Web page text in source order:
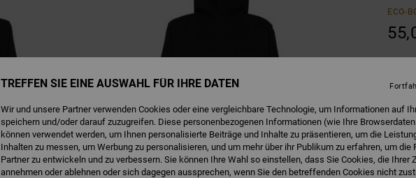
ECO-
TREFFEN SIE EINE AUSWAHL FÜR IHRE DATEN
Wir und unsere Partner verwenden Cookies oder eine vergleichbare Technologie, um Informationen auf
speichern und/oder darauf zuzugreifen. Diese personenbezogenen Informationen (wie Ihre
können verwendet werden, um Ihnen personalisierte Beiträge und Inhalte zu präsentieren, um die
Inhalten zu messen, um Werbung zu personalisieren, und um mehr über ihr Publikum zu erfahren, um die
Partner zu entwickeln und zu verbessern. Sie können Ihre Wahl so einstellen, dass Sie Cookies, die Ihrer
annehmen oder ablehnen oder sich dagegen aussprechen, wenn Sie den betreffenden Cookies nicht